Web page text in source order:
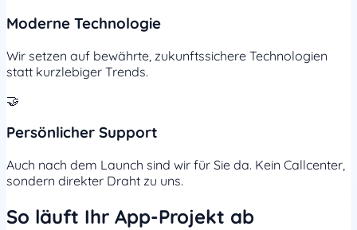
Moderne Technologie
Wir setzen auf bewährte, zukunftssichere Technologien
statt kurzlebiger Trends.
🤝
Persönlicher Support
Auch nach dem Launch sind wir für Sie da. Kein Callcenter,
sondern direkter Draht zu uns.
So läuft Ihr App-Projekt ab